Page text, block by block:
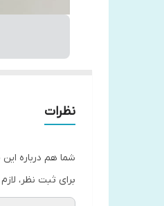
نظرات
شما هم درباره
برای ثبت نظر،